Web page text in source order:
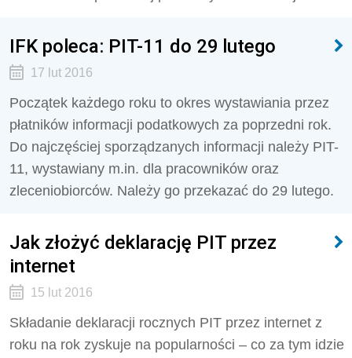
IFK poleca: PIT-11 do 29 lutego
17 lut 2016
Początek każdego roku to okres wystawiania przez
płatników informacji podatkowych za poprzedni rok.
Do najczęściej sporządzanych informacji należy PIT-
11, wystawiany m.in. dla pracowników oraz
zleceniobiorców. Należy go przekazać do 29 lutego.
Jak złożyć deklarację PIT przez
internet
15 lut 2016
Składanie deklaracji rocznych PIT przez internet z
roku na rok zyskuje na popularności – co za tym idzie